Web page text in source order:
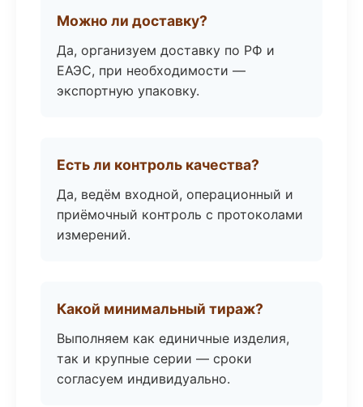
Можно ли доставку?
Да, организуем доставку по РФ и
ЕАЭС, при необходимости —
экспортную упаковку.
Есть ли контроль качества?
Да, ведём входной, операционный и
приёмочный контроль с протоколами
измерений.
Какой минимальный тираж?
Выполняем как единичные изделия,
так и крупные серии — сроки
согласуем индивидуально.